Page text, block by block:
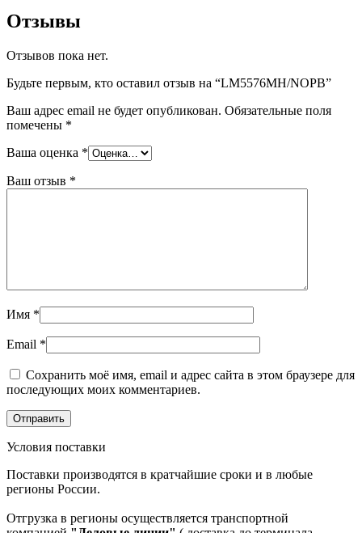
Отзывы
Отзывов пока нет.
Будьте первым, кто оставил отзыв на “LM5576MH/NOPB”
Ваш адрес email не будет опубликован. Обязательные поля
помечены *
Ваша оценка *
Ваш отзыв *
Имя *
Email *
Сохранить моё имя, email и адрес сайта в этом браузере для
последующих моих комментариев.
Условия поставки
Поставки производятся в кратчайшие сроки и в любые
регионы России.
Отгрузка в регионы осуществляется транспортной